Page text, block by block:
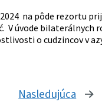
na pôde rezortu
V úvode bilaterálnych
o cudzincov v
Nasledujúca